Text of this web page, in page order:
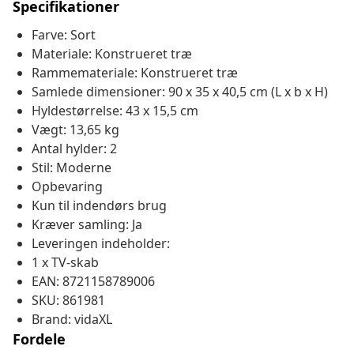
Specifikationer
Farve: Sort
Materiale: Konstrueret træ
Rammemateriale: Konstrueret træ
Samlede dimensioner: 90 x 35 x 40,5 cm (L x b x H)
Hyldestørrelse: 43 x 15,5 cm
Vægt: 13,65 kg
Antal hylder: 2
Stil: Moderne
Opbevaring
Kun til indendørs brug
Kræver samling: Ja
Leveringen indeholder:
1 x TV-skab
EAN: 8721158789006
SKU: 861981
Brand: vidaXL
Fordele